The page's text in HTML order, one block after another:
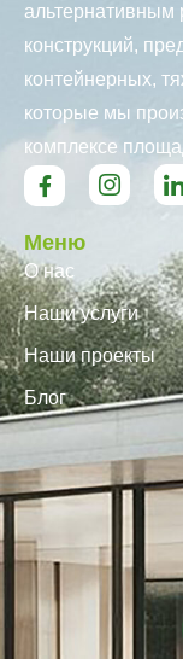
альтернативным
конструкций,
контейнерных,
которые мы
комплексе
Меню
О нас
Наши услуги
Наши проекты
Блог